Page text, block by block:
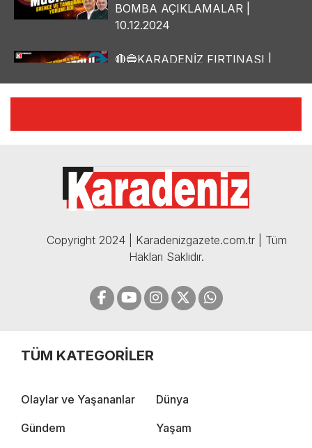
BOMBA AÇIKLAMALAR |
10.12.2024
🔴🔵KARADENİZ FIRTINASI |
🔴🔵KARADENİZ FIRTINASI |
05.12.2024
Copyright 2024 | Karadenizgazete.com.tr | Tüm
Hakları Saklıdır.
TÜM KATEGORİLER
Olaylar ve Yaşananlar Dünya
Gündem Yaşam